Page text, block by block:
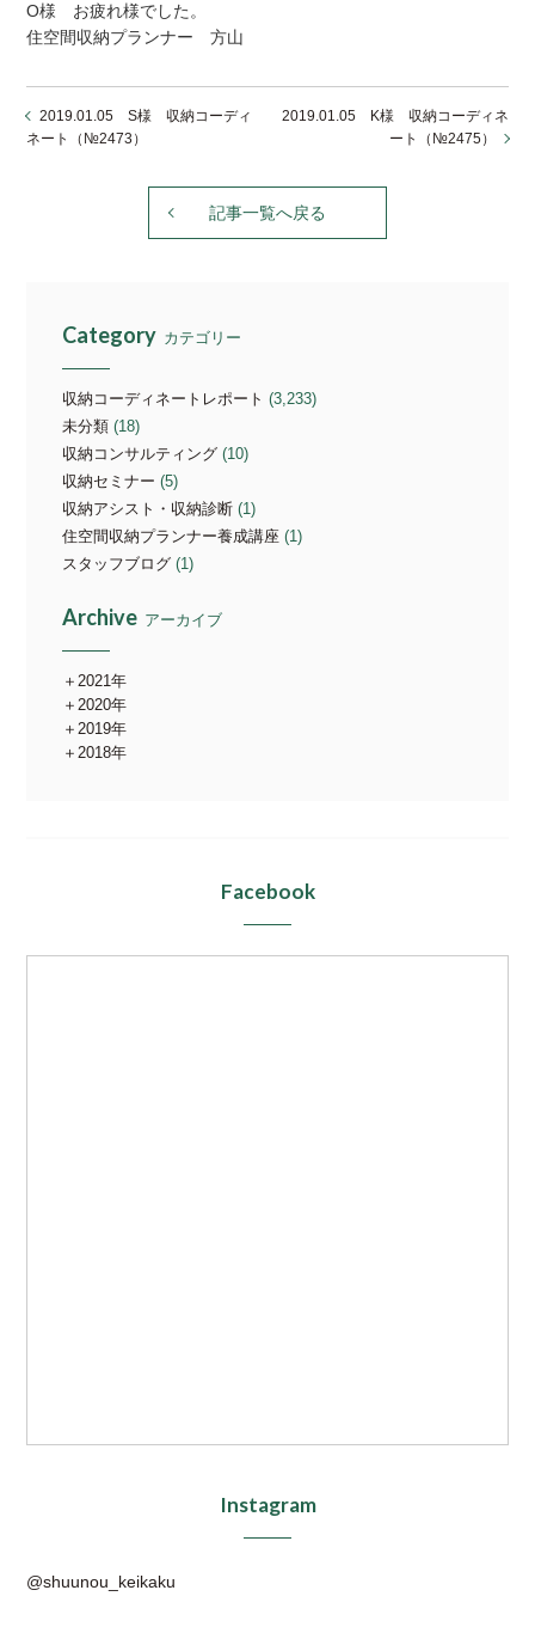
O様 お疲れ様でした。
住空間収納プランナー 方山
2019.01.05 S様 収納コーディ
ネート（№2473）
2019.01.05 K様 収納コーディネ
ート（№2475）
記事一覧へ戻る
Category カテゴリー
収納コーディネートレポート (3,233)
未分類 (18)
収納コンサルティング (10)
収納セミナー (5)
収納アシスト・収納診断 (1)
住空間収納プランナー養成講座 (1)
スタッフブログ (1)
Archive アーカイブ
2021年
2020年
2019年
2018年
Facebook
Instagram
@shuunou_keikaku